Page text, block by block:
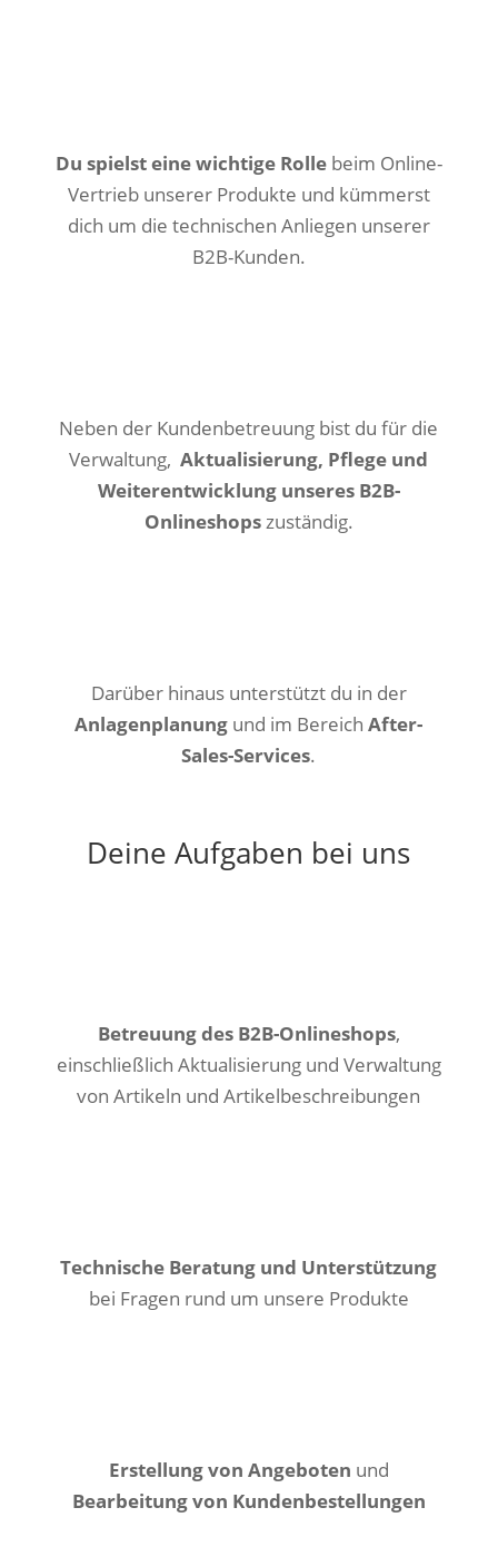
Du spielst einewichtige Rollebeim Online-
Vertrieb unserer Produkte und kümmerst
dich um die technischen Anliegen unserer
B2B-Kunden.
Neben der Kundenbetreuung bist du für die
Verwaltung,Aktualisierung, Pflege und
Weiterentwicklung unseres B2B-
Onlineshopszuständig.
Darüber hinaus unterstützt du in der
Anlagenplanung und im BereichAfter-
Sales-Services.
Deine Aufgaben bei uns
Betreuung des B2B-Onlineshops,
einschließlich Aktualisierung und Verwaltung
von Artikeln und Artikelbeschreibungen
Technische Beratung und Unterstützung
bei Fragen rund um unsere Produkte
Erstellung von Angeboten und
Bearbeitung von Kundenbestellungen